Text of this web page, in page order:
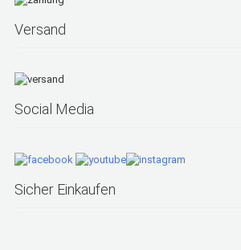
Versand
Social Media
Sicher Einkaufen